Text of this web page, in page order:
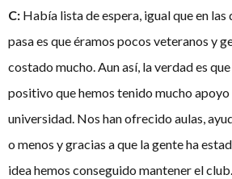
C: Había lista de espera, igual que en las
pasa es que éramos pocos veteranos y
costado mucho. Aun así, la verdad es
positivo que hemos tenido mucho
universidad. Nos han ofrecido aulas,
o menos y gracias a que la gente ha
idea hemos conseguido mantener el club.